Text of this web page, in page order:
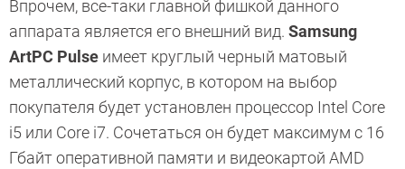
Впрочем, все-таки главной фишкой данного
аппарата является его внешний вид. Samsung
ArtPC Pulse имеет круглый черный матовый
металлический корпус, в котором на выбор
покупателя будет установлен процессор Intel Core
i5 или Core i7. Сочетаться он будет максимум с 16
Гбайт оперативной памяти и видеокартой AMD